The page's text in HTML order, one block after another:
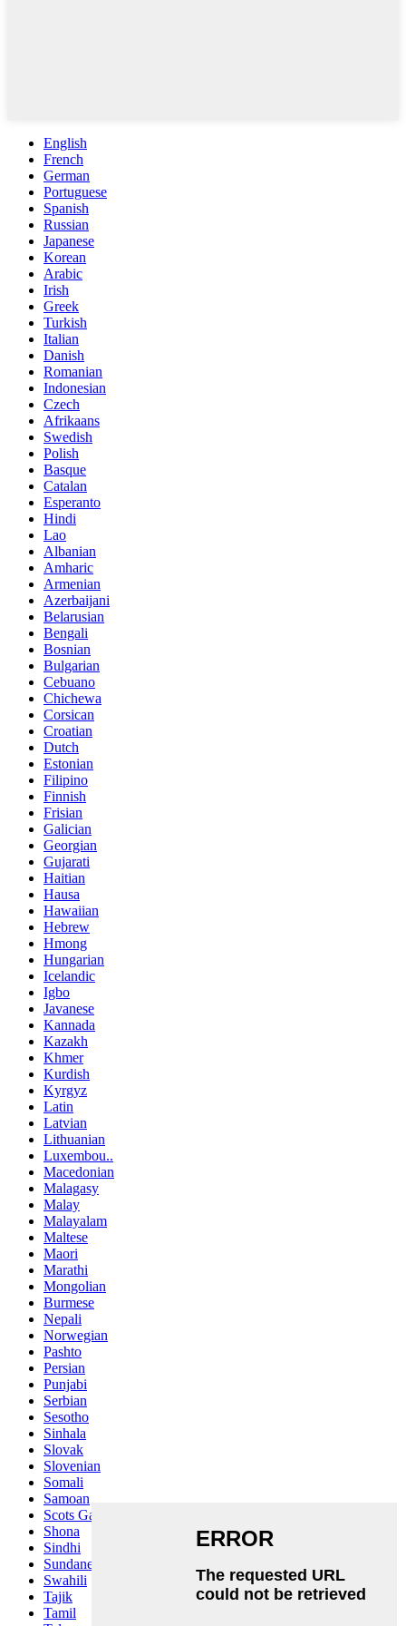
English
French
German
Portuguese
Spanish
Russian
Japanese
Korean
Arabic
Irish
Greek
Turkish
Italian
Danish
Romanian
Indonesian
Czech
Afrikaans
Swedish
Polish
Basque
Catalan
Esperanto
Hindi
Lao
Albanian
Amharic
Armenian
Azerbaijani
Belarusian
Bengali
Bosnian
Bulgarian
Cebuano
Chichewa
Corsican
Croatian
Dutch
Estonian
Filipino
Finnish
Frisian
Galician
Georgian
Gujarati
Haitian
Hausa
Hawaiian
Hebrew
Hmong
Hungarian
Icelandic
Igbo
Javanese
Kannada
Kazakh
Khmer
Kurdish
Kyrgyz
Latin
Latvian
Lithuanian
Luxembou..
Macedonian
Malagasy
Malay
Malayalam
Maltese
Maori
Marathi
Mongolian
Burmese
Nepali
Norwegian
Pashto
Persian
Punjabi
Serbian
Sesotho
Sinhala
Slovak
Slovenian
Somali
Samoan
Scots Gaelic
Shona
Sindhi
Sundanese
Swahili
Tajik
Tamil